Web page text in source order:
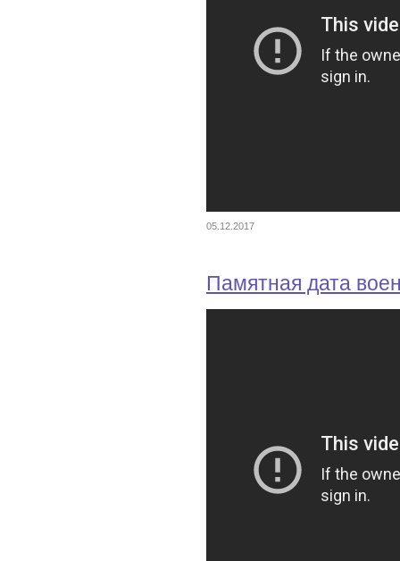
05.12.2017
Памятная дата